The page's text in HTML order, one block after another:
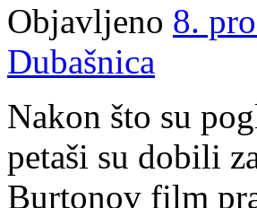
Objavljeno 8.
Dubašnica
Nakon što su
petaši su dobili
Burtonov film